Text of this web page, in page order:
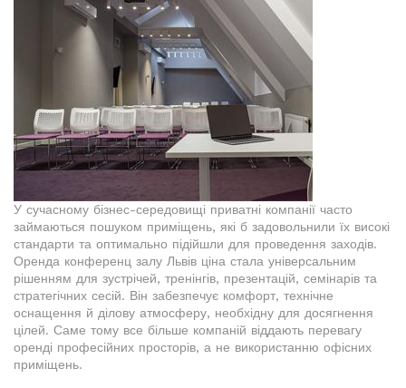
У сучасному бізнес-середовищі приватні компанії часто
займаються пошуком приміщень, які б задовольнили їх високі
стандарти та оптимально підійшли для проведення заходів.
Оренда конференц залу Львів ціна стала універсальним
рішенням для зустрічей, тренінгів, презентацій, семінарів та
стратегічних сесій. Він забезпечує комфорт, технічне
оснащення й ділову атмосферу, необхідну для досягнення
цілей. Саме тому все більше компаній віддають перевагу
оренді професійних просторів, а не використанню офісних
приміщень.